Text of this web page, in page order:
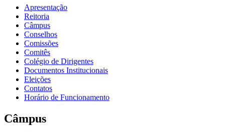
Apresentação
Reitoria
Câmpus
Conselhos
Comissões
Comitês
Colégio de Dirigentes
Documentos Institucionais
Eleições
Contatos
Horário de Funcionamento
Câmpus